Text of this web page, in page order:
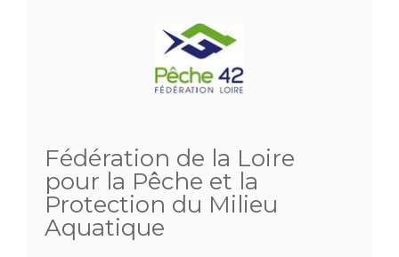
Fédération de la Loire
pour la Pêche et la
Protection du Milieu
Aquatique